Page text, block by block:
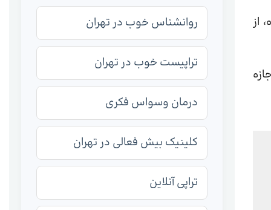
از
روانشناس خوب در تهران
تراپیست خوب در تهران
درمان وسواس فکری
کلینیک بیش فعالی در تهران
تراپی آنلاین